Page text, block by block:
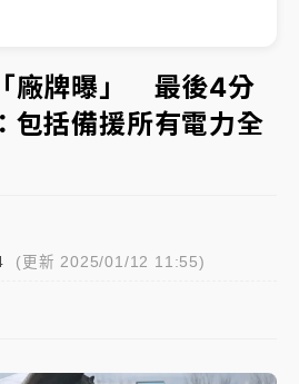
試 清大校長高為元致歉：機會
南風來了！4縣市大雨特報、各
單月9000億元下半年續旺指
關注的四大重點
年新高 前7月獲利成長6%
廠牌曝」 最後4分
包括備援所有電力全
(更新 2025/01/12 11:55)